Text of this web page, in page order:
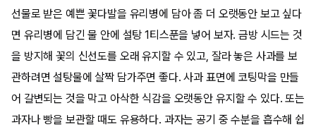
선물로 받은 예쁜 꽃다발을 유리병에 담아 좀 더 오랫동안 보고 싶다
면 유리병에 담긴 물 안에 설탕 1티스푼을 넣어 보자. 금방 시드는 것
을 방지해 꽃의 신선도를 오래 유지할 수 있고, 잘라 놓은 사과를 보
관하려면 설탕물에 살짝 담가주면 좋다. 사과 표면에 코팅막을 만들
어 갈변되는 것을 막고 아삭한 식감을 오랫동안 유지할 수 있다. 또는
과자나 빵을 보관할 때도 유용하다. 과자는 공기 중 수분을 흡수해 쉽